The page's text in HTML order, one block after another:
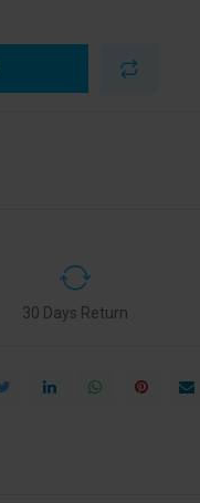
30 Days Return